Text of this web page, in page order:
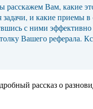
расскажем Вам, какие
задачи, и какие
с ними
Вашего реферала.
рассказ о